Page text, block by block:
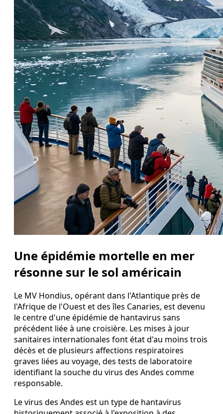
Une épidémie mortelle en mer
résonne sur le sol américain
Le MV Hondius, opérant dans l'Atlantique près de
l'Afrique de l'Ouest et des îles Canaries, est devenu
le centre d'une épidémie de hantavirus sans
précédent liée à une croisière. Les mises à jour
sanitaires internationales font état d'au moins trois
décès et de plusieurs affections respiratoires
graves liées au voyage, des tests de laboratoire
identifiant la souche du virus des Andes comme
responsable.
Le virus des Andes est un type de hantavirus